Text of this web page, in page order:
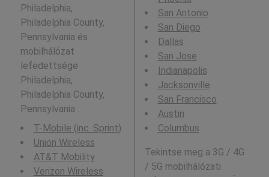
Philadelphia,
Philadelphia County,
Pennsylvania és
mobilhálózat
lefedettsége
Philadelphia,
Philadelphia County,
Pennsylvania .
T-Mobile (inc. Sprint)
Union Wireless
AT&T Mobility
Verizon Wireless
San Antonio
San Diego
Dallas
San Jose
Indianapolis
Jacksonville
San Francisco
Austin
Columbus
Tekintse meg a 3G / 4G
/ 5G mobilhálózati